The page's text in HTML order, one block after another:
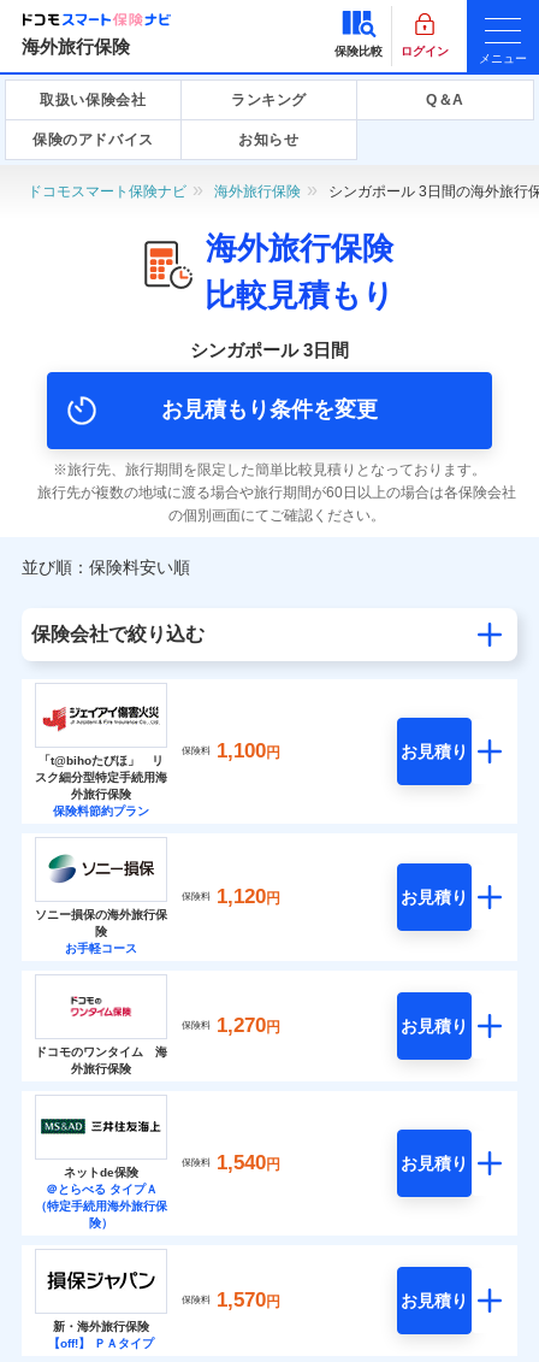
海外旅行保険 保険比較 ログイン
メニュー
取扱い保険会社 ランキング Q＆A
保険のアドバイス お知らせ
ドコモスマート保険ナビ 海外旅行保険 シンガポール 3日間の海外旅行
海外旅行保険
比較見積もり
シンガポール 3日間
お見積もり条件を変更
旅行先、旅行期間を限定した簡単比較見積りとなっております。
旅行先が複数の地域に渡る場合や旅行期間が60日以上の場合は各保険会社
の個別画面にてご確認ください。
並び順：保険料安い順
保険会社で絞り込む
「t@bihoたびほ」 リ
スク細分型特定手続用海
外旅行保険
保険料節約プラン
保険料 1,100円 お見積り
ソニー損保の海外旅行保
険
お手軽コース
保険料 1,120円 お見積り
ドコモのワンタイム 海
外旅行保険
保険料 1,270円 お見積り
ネットde保険
＠とらべる タイプＡ
（特定手続用海外旅行保
険）
保険料 1,540円 お見積り
新・海外旅行保険
【off!】 ＰＡタイプ
保険料 1,570円 お見積り